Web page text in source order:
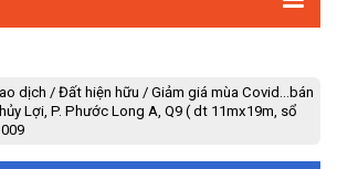
dịch / Đất hiện hữu / Giảm giá mùa Covid...bán
Lợi, P. Phước Long A, Q9 ( dt 11mx19m, sổ